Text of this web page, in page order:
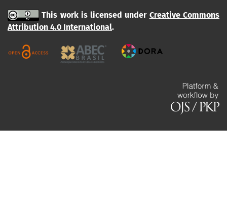
This work is licensed under Creative Commons
Attribution 4.0 International.